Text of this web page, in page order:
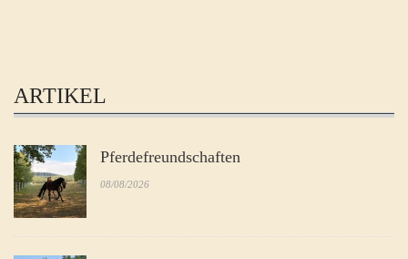
ARTIKEL
Pferdefreundschaften
08/08/2026